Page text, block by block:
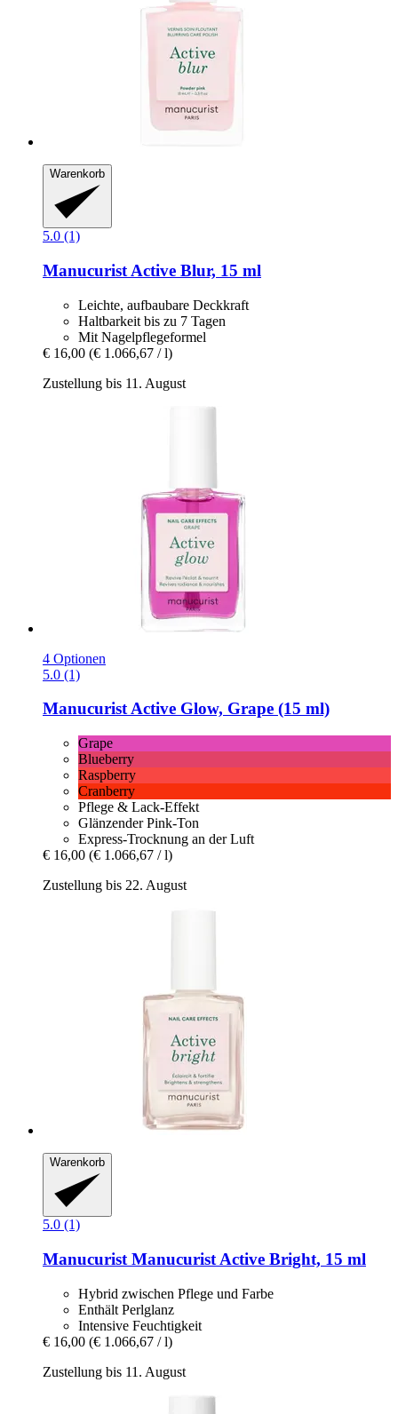
Warenkorb
5.0 (1)
Manucurist Active Blur, 15 ml
Leichte, aufbaubare Deckkraft
Haltbarkeit bis zu 7 Tagen
Mit Nagelpflegeformel
€ 16,00 (€ 1.066,67 / l)
Zustellung bis 11. August
4 Optionen
5.0 (1)
ManucuristActive Glow, Grape (15 ml)
Grape
Blueberry
Raspberry
Cranberry
Pflege & Lack-Effekt
Glänzender Pink-Ton
Express-Trocknung an der Luft
€ 16,00 (€ 1.066,67 / l)
Zustellung bis 22. August
Warenkorb
5.0 (1)
Manucurist Manucurist Active Bright, 15 ml
Hybrid zwischen Pflege und Farbe
Enthält Perlglanz
Intensive Feuchtigkeit
€ 16,00 (€ 1.066,67 / l)
Zustellung bis 11. August